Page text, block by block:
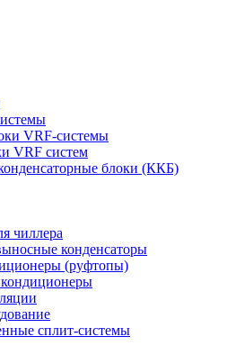
VRF-cистемы
VRF cистем
блоки (ККБ)
чиллера
конденсаторы
(руфтопы)
сплит-системы